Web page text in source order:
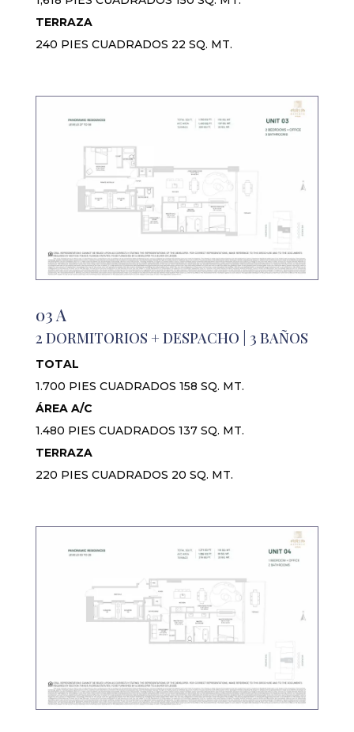
TERRAZA
240 PIES CUADRADOS 22 SQ. MT.
03 A
2 DORMITORIOS + DESPACHO | 3 BAÑOS
TOTAL
1.700 PIES CUADRADOS 158 SQ. MT.
ÁREA A/C
1.480 PIES CUADRADOS 137 SQ. MT.
TERRAZA
220 PIES CUADRADOS 20 SQ. MT.